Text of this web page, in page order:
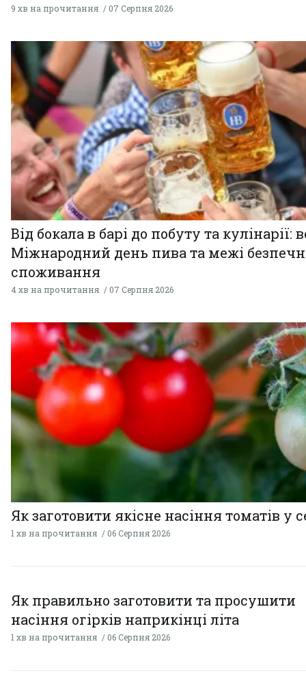
9 хв на прочитання 07 Серпня 2026
Від бокала в барі до побуту та кулінарії:
Міжнародний день пива та межі
споживання
4 хв на прочитання 07 Серпня 2026
Як заготовити якісне насіння томатів у
1 хв на прочитання 06 Серпня 2026
Як правильно заготовити та просушити
насіння огірків наприкінці літа
1 хв на прочитання 06 Серпня 2026